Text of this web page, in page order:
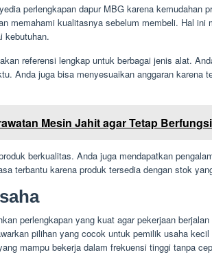
perlengkapan dapur MBG karena kemudahan
memahami kualitasnya sebelum membeli. Hal ini
kebutuhan.
referensi lengkap untuk berbagai jenis alat.
Anda juga bisa menyesuaikan anggaran karena
Mesin Jahit agar Tetap
berkualitas. Anda juga mendapatkan
terbantu karena produk tersedia dengan stok
perlengkapan yang kuat agar pekerjaan
pilihan yang cocok untuk pemilik usaha kecil
mampu bekerja dalam frekuensi tinggi tanpa